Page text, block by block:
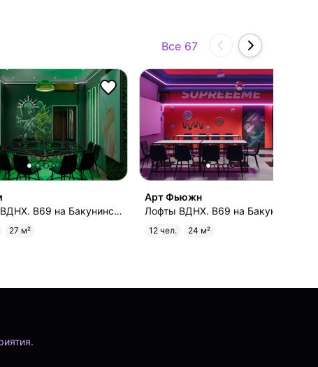
Все 67
Лофты ВДНХ. B69 на Бакунинской
27 м²
Арт Фьюжн
12 чел. 24 м²